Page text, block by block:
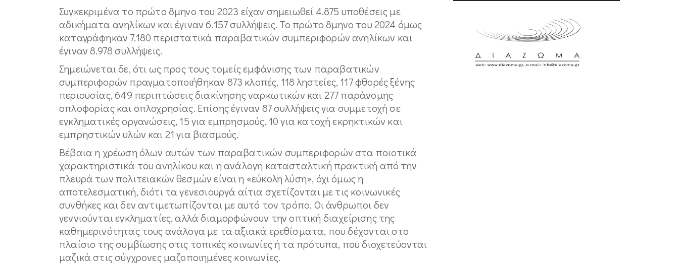
Συγκεκριμένα το πρώτο 8μηνο του 2023 είχαν σημειωθεί 4.875 υποθέσεις με
αδικήματα ανηλίκων και έγιναν 6.157 συλλήψεις. Το πρώτο 8μηνο του 2024 όμως
καταγράφηκαν 7.180 περιστατικά παραβατικών συμπεριφορών ανηλίκων και
έγιναν 8.978 συλλήψεις.
Σημειώνεται δε, ότι ως προς τους τομείς εμφάνισης των παραβατικών
συμπεριφορών πραγματοποιήθηκαν 873 κλοπές, 118 ληστείες, 117 φθορές ξένης
περιουσίας, 649 περιπτώσεις διακίνησης ναρκωτικών και 277 παράνομης
οπλοφορίας και οπλοχρησίας. Επίσης έγιναν 87 συλλήψεις για συμμετοχή σε
εγκληματικές οργανώσεις, 15 για εμπρησμούς, 10 για κατοχή εκρηκτικών και
εμπρηστικών υλών και 21 για βιασμούς.
Βέβαια η χρέωση όλων αυτών των παραβατικών συμπεριφορών στα ποιοτικά
χαρακτηριστικά του ανηλίκου και η ανάλογη κατασταλτική πρακτική από την
πλευρά των πολιτειακών θεσμών είναι η «εύκολη λύση», όχι όμως η
αποτελεσματική, διότι τα γενεσιουργά αίτια σχετίζονται με τις κοινωνικές
συνθήκες και δεν αντιμετωπίζονται με αυτό τον τρόπο. Οι άνθρωποι δεν
γεννιούνται εγκληματίες, αλλά διαμορφώνουν την οπτική διαχείρισης της
καθημερινότητας τους ανάλογα με τα αξιακά ερεθίσματα, που δέχονται στο
πλαίσιο της συμβίωσης στις τοπικές κοινωνίες ή τα πρότυπα, που διοχετεύονται
μαζικά στις σύγχρονες μαζοποιημένες κοινωνίες.